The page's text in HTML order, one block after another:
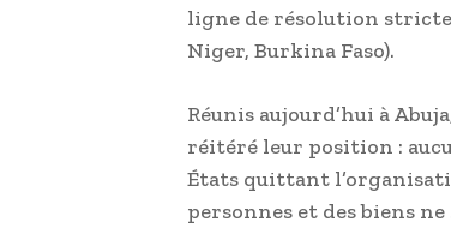
ligne de résolution stricte
Niger, Burkina Faso).
Réunis aujourd’hui à
réitéré leur position :
États quittant
personnes et des biens